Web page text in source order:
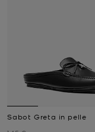
Sabot Greta in pelle